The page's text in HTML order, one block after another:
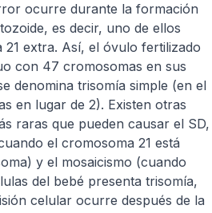
ocurre durante la formación
es decir, uno de ellos
extra. Así, el óvulo fertilizado
con 47 cromosomas en sus
denomina trisomía simple (en el
en lugar de 2). Existen otras
raras que pueden causar el SD,
el cromosoma 21 está
y el mosaicismo (cuando
del bebé presenta trisomía,
celular ocurre después de la